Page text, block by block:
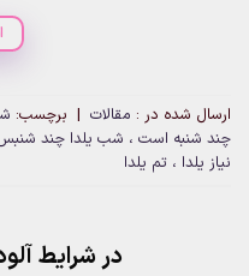
ارسال شده در : مقالات | برچسب:
نیاز یلدا ، تم یلدا
در شرایط